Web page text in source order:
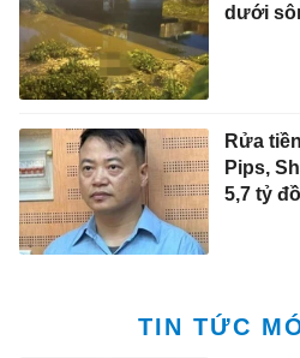
dưới
Rửa
Pips,
5,7 tỷ
TIN TỨC